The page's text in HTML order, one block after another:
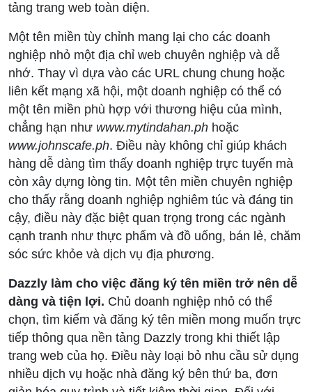
tảng trang web toàn diện.
Một tên miền tùy chỉnh mang lại cho các doanh
nghiệp nhỏ một địa chỉ web chuyên nghiệp và dễ
nhớ. Thay vì dựa vào các URL chung chung hoặc
liên kết mạng xã hội, một doanh nghiệp có thể có
một tên miền phù hợp với thương hiệu của mình,
chẳng hạn như www.mytindahan.ph hoặc
www.johnscafe.ph. Điều này không chỉ giúp khách
hàng dễ dàng tìm thấy doanh nghiệp trực tuyến mà
còn xây dựng lòng tin. Một tên miền chuyên nghiệp
cho thấy rằng doanh nghiệp nghiêm túc và đáng tin
cậy, điều này đặc biệt quan trọng trong các ngành
cạnh tranh như thực phẩm và đồ uống, bán lẻ, chăm
sóc sức khỏe và dịch vụ địa phương.
Dazzly làm cho việc đăng ký tên miền trở nên dễ
dàng và tiện lợi. Chủ doanh nghiệp nhỏ có thể
chọn, tìm kiếm và đăng ký tên miền mong muốn trực
tiếp thông qua nền tảng Dazzly trong khi thiết lập
trang web của họ. Điều này loại bỏ nhu cầu sử dụng
nhiều dịch vụ hoặc nhà đăng ký bên thứ ba, đơn